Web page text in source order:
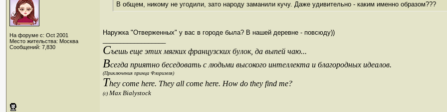
На форуме с: Oct 2001
Место жительства: Москва
Сообщений: 7,830
В общем, никому не угодили, зато народу заманили кучу. Даже удивительно - каким именно образом???
Наружка "Отверженных" у вас в городе была? В нашей деревне - повсюду))
Съешь еще этих мягких французских булок, да выпей чаю...
Всегда приятно беседовать с людьми высокого интеллекта и благородных идеалов.
(Приключения принца Флоризеля)
They come here. They all come here. How do they find me?
(c) Max Bialystock